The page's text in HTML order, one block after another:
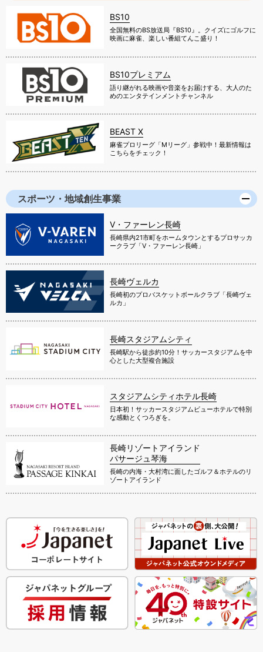
BS10
全国無料のBS放送局『BS10』。クイズにゴルフに
映画に麻雀、楽しい番組てんこ盛り！
BS10プレミアム
語り継がれる映画や音楽をお届けする、大人のた
めのエンタテインメントチャンネル
BEAST X
麻雀プロリーグ「Mリーグ」参戦中！最新情報は
こちらをチェック！
スポーツ・地域創生事業
V・ファーレン長崎
長崎県内21市町をホームタウンとするプロサッカ
ークラブ「V・ファーレン長崎」
長崎ヴェルカ
長崎初のプロバスケットボールクラブ「長崎ヴェ
ルカ」
長崎スタジアムシティ
長崎駅から徒歩約10分！サッカースタジアムを中
心とした大型複合施設
スタジアムシティホテル長崎
日本初！サッカースタジアムビューホテルで特別
な感動とくつろぎを。
長崎リゾートアイランド
パサージュ琴海
長崎の内海・大村湾に面したゴルフ＆ホテルのリ
ゾートアイランド